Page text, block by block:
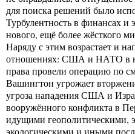
для поиска решений было
Турбулентность в финансах и
нового, ещё более жёсткого
Наряду с этим возрастает и
отношениях: США и НАТО в
права провели операцию по
Вашингтон угрожает
угроза нападения США и
вооружённого конфликта в
идущими геополитическими,
экологическими и иными